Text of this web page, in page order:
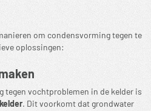
om condensvorming tegen te
oplossingen:
tegen vochtproblemen in de kelder is
. Dit voorkomt dat grondwater